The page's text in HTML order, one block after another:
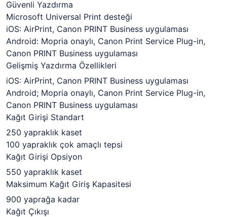
Güvenli Yazdırma
Microsoft Universal Print desteği
iOS: AirPrint, Canon PRINT Business uygulaması
Android: Mopria onaylı, Canon Print Service Plug-in,
Canon PRINT Business uygulaması
Gelişmiş Yazdırma Özellikleri
iOS: AirPrint, Canon PRINT Business uygulaması
Android; Mopria onaylı, Canon Print Service Plug-in,
Canon PRINT Business uygulaması
Kağıt Girişi Standart
250 yapraklık kaset
100 yapraklık çok amaçlı tepsi
Kağıt Girişi Opsiyon
550 yapraklık kaset
Maksimum Kağıt Giriş Kapasitesi
900 yaprağa kadar
Kağıt Çıkışı